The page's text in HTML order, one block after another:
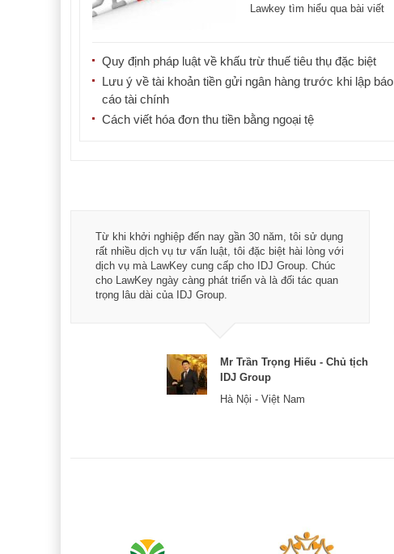
Lawkey tìm hiểu qua bài viết
Quy định pháp luật về khấu trừ thuế tiêu thụ đặc biệt
Lưu ý về tài khoản tiền gửi ngân hàng trước khi lập báo
cáo tài chính
Cách viết hóa đơn thu tiền bằng ngoại tệ
Từ khi khởi nghiệp đến nay gần 30 năm, tôi sử dụng
rất nhiều dịch vụ tư vấn luật, tôi đặc biệt hài lòng với
dịch vụ mà LawKey cung cấp cho IDJ Group. Chúc
cho LawKey ngày càng phát triển và là đối tác quan
trọng lâu dài của IDJ Group.
Mr Trần Trọng Hiếu - Chủ tịch
IDJ Group
Hà Nội - Việt Nam